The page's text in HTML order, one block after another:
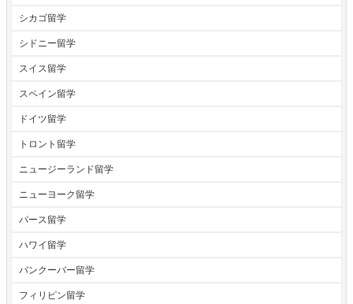
シカゴ留学
シドニー留学
スイス留学
スペイン留学
ドイツ留学
トロント留学
ニュージーランド留学
ニューヨーク留学
パース留学
ハワイ留学
バンクーバー留学
フィリピン留学